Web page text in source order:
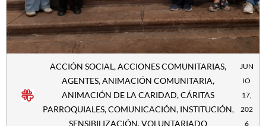
ACCIÓN SOCIAL,ACCIONES COMUNITARIAS,
AGENTES,ANIMACIÓN COMUNITARIA,
ANIMACIÓN DE LA CARIDAD,CÁRITAS
PARROQUIALES,COMUNICACIÓN, INSTITUCIÓN,
SENSIBILIZACIÓN,VOLUNTARIADO
JUN
IO
17,
202
6